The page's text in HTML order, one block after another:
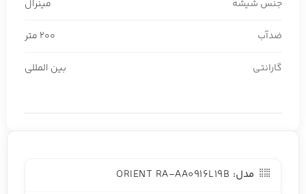
جنس شیشه مینرال
ضدآب 200 متر
گارانتی بین المللی
مدل: ORIENT RA-AA0916L19B